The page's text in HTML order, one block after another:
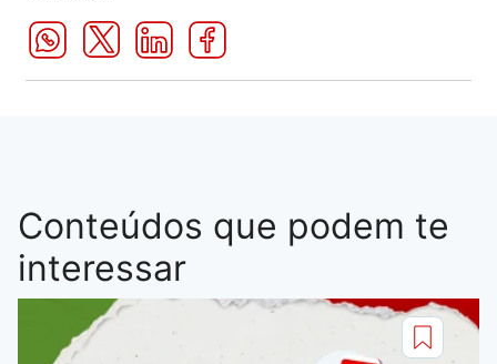
Conteúdos que podem te
interessar